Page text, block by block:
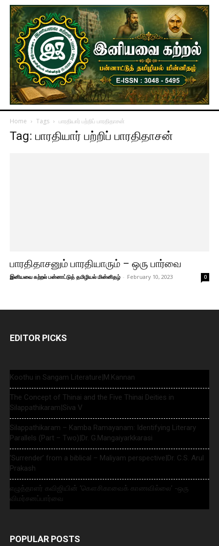
Home Tags பாரதியார் பற்றிப் பாரதிதாசன்
Tag: பாரதியார் பற்றிப் பாரதிதாசன்
பாரதிதாசனும் பாரதியாரும் – ஒரு பார்வை
இனியவை கற்றல் பன்னாட்டுத் தமிழியல் மின்னிதழ் - February 10, 2023 0
EDITOR PICKS
Koothu in Sangam Literature|M.Kannan
The Concept of Thinai and the Five Thinai Deities in
Silappathikaram|Siva V
Silappathikaram – Kamba Ramayanam: Identifying Literary
Parallels (Part – Two)|Dr. G.Mangaiyarkkarasi
‘Surrender’ from a biblical – Maliyam perspective|Dr. C.S. Arul
Prakash
எழுத்தாளர் கவிஜியின் ‘கௌசிகாவைக் காணவில்லை’ -ஒரு
விமர்சனப்பார்வை
POPULAR POSTS